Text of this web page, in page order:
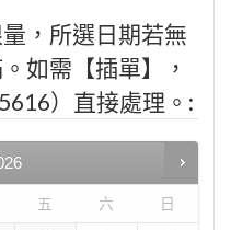
，所選日期若無
如需【插單】，
）直接處理。:
五 六 日